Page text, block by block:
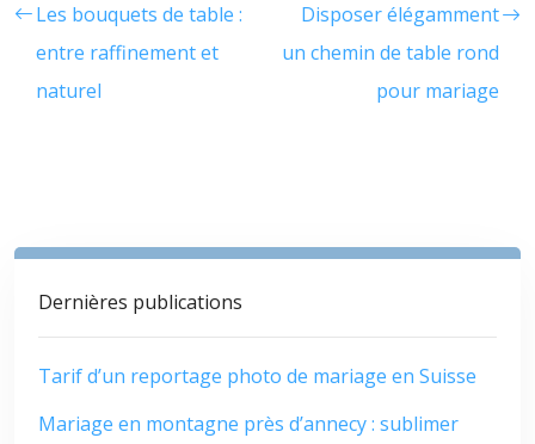
Les bouquets de table :
entre raffinement et
naturel
Disposer élégamment
un chemin de table rond
pour mariage
Dernières publications
Tarif d’un reportage photo de mariage en Suisse
Mariage en montagne près d’annecy : sublimer